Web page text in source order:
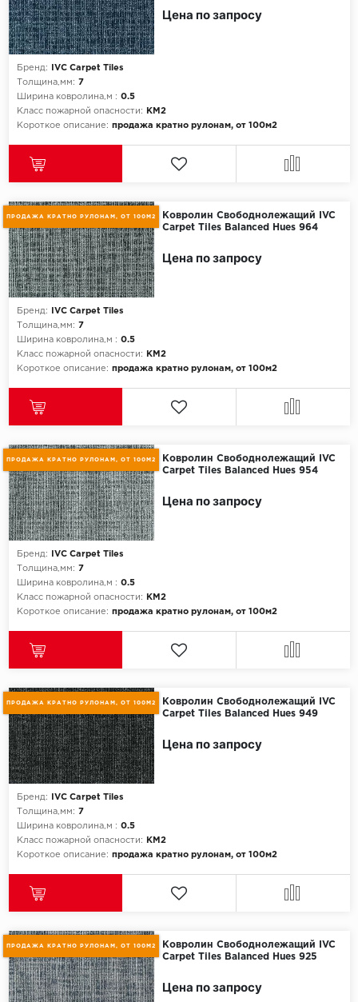
Floor Click
Jinan PDM
KDF
Krono Xonic
Lucky Floor
Made in Belgium
Moduleo
Natisston
Novafloor
Бренд:
IVC Carpet Tiles
Толщина,мм: 7
Ширина ковролина,м : 0.5
Класс пожарной опасности:
КМ2
Короткое описание: продажа кратно рулонам, от 100м2
Цена по запросу
ПРОДАЖА КРАТНО РУЛОНАМ, ОТ 100М2
Ковролин Свободнолежащий IVC
Carpet Tiles Balanced Hues 964
Бренд:
IVC Carpet Tiles
Толщина,мм: 7
Ширина ковролина,м : 0.5
Класс пожарной опасности:
КМ2
Короткое описание: продажа кратно рулонам, от 100м2
Цена по запросу
ПРОДАЖА КРАТНО РУЛОНАМ, ОТ 100М2
Ковролин Свободнолежащий IVC
Carpet Tiles Balanced Hues 954
Бренд:
IVC Carpet Tiles
Толщина,мм: 7
Ширина ковролина,м : 0.5
Класс пожарной опасности:
КМ2
Короткое описание: продажа кратно рулонам, от 100м2
Цена по запросу
ПРОДАЖА КРАТНО РУЛОНАМ, ОТ 100М2
Ковролин Свободнолежащий IVC
Carpet Tiles Balanced Hues 949
Бренд:
IVC Carpet Tiles
Толщина,мм: 7
Ширина ковролина,м : 0.5
Класс пожарной опасности:
КМ2
Короткое описание: продажа кратно рулонам, от 100м2
Цена по запросу
ПРОДАЖА КРАТНО РУЛОНАМ, ОТ 100М2
Ковролин Свободнолежащий IVC
Carpet Tiles Balanced Hues 925
Цена по запросу